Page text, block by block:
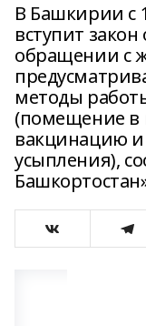
В Башкирии с
вступит
обращении с
методы
(помещение в
вакцинацию и
усыпления),